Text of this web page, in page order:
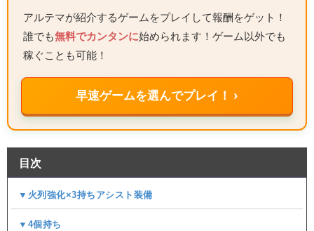
アルテマが紹介するゲームをプレイして報酬をゲット！
誰でも無料でカンタンに始められます！ゲーム以外でも
稼ぐことも可能！
早速ゲームを選んでプレイ！ ›
目次
▼火列強化×3持ちアシスト装備
▼4個持ち